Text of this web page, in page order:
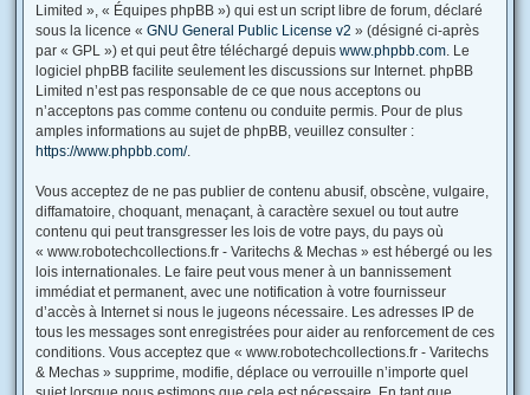
Limited », « Équipes phpBB ») qui est un script libre de forum, déclaré
sous la licence « GNU General Public License v2 » (désigné ci-après
par « GPL ») et qui peut être téléchargé depuis www.phpbb.com. Le
logiciel phpBB facilite seulement les discussions sur Internet. phpBB
Limited n’est pas responsable de ce que nous acceptons ou
n’acceptons pas comme contenu ou conduite permis. Pour de plus
amples informations au sujet de phpBB, veuillez consulter :
https://www.phpbb.com/.
Vous acceptez de ne pas publier de contenu abusif, obscène, vulgaire,
diffamatoire, choquant, menaçant, à caractère sexuel ou tout autre
contenu qui peut transgresser les lois de votre pays, du pays où
« www.robotechcollections.fr - Varitechs & Mechas » est hébergé ou les
lois internationales. Le faire peut vous mener à un bannissement
immédiat et permanent, avec une notification à votre fournisseur
d’accès à Internet si nous le jugeons nécessaire. Les adresses IP de
tous les messages sont enregistrées pour aider au renforcement de ces
conditions. Vous acceptez que « www.robotechcollections.fr - Varitechs
& Mechas » supprime, modifie, déplace ou verrouille n’importe quel